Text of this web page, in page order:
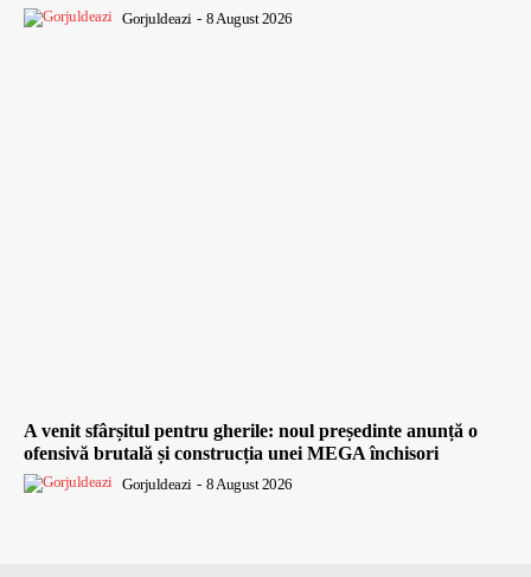
Gorjuldeazi - 8 August 2026
A venit sfârșitul pentru gherile: noul președinte anunță o
ofensivă brutală și construcția unei MEGA închisori
Gorjuldeazi - 8 August 2026